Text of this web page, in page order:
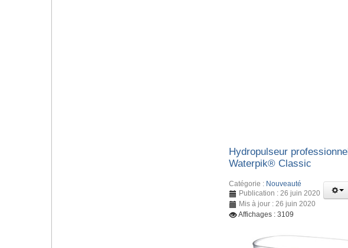
Hydropulseur professionnel
Waterpik® Classic
Catégorie : Nouveauté
Publication : 26 juin 2020
Mis à jour : 26 juin 2020
Affichages : 3109